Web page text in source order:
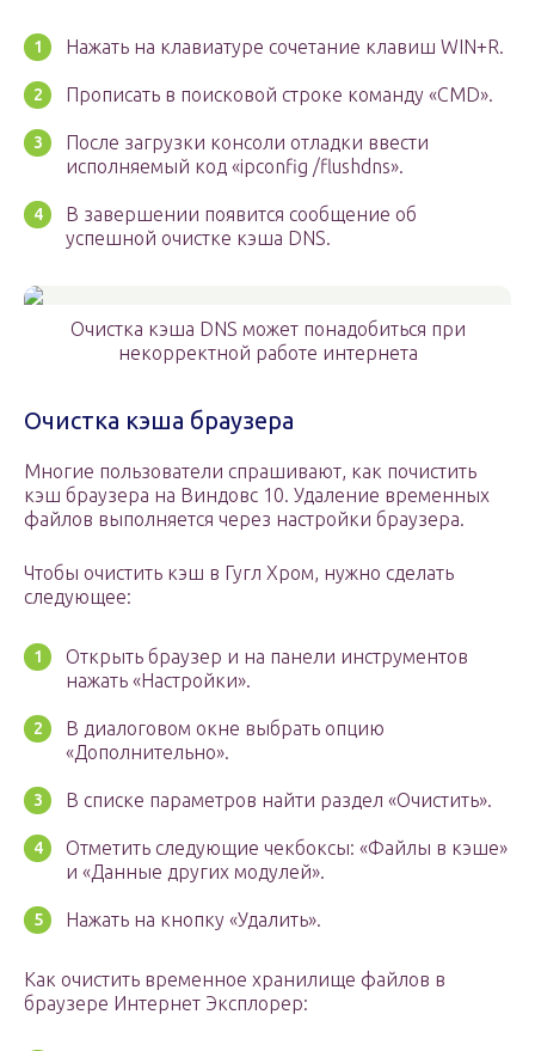
Нажать на клавиатуре сочетание клавиш WIN+R.
Прописать в поисковой строке команду «CMD».
После загрузки консоли отладки ввести
исполняемый код «ipconfig /flushdns».
В завершении появится сообщение об
успешной очистке кэша DNS.
Очистка кэша DNS может понадобиться при
некорректной работе интернета
Очистка кэша браузера
Многие пользователи спрашивают, как почистить
кэш браузера на Виндовс 10. Удаление временных
файлов выполняется через настройки браузера.
Чтобы очистить кэш в Гугл Хром, нужно сделать
следующее:
Открыть браузер и на панели инструментов
нажать «Настройки».
В диалоговом окне выбрать опцию
«Дополнительно».
В списке параметров найти раздел «Очистить».
Отметить следующие чекбоксы: «Файлы в кэше»
и «Данные других модулей».
Нажать на кнопку «Удалить».
Как очистить временное хранилище файлов в
браузере Интернет Эксплорер: